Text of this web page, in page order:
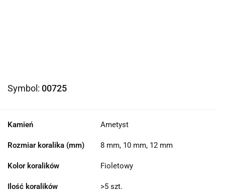
Symbol: 00725
Kamień Ametyst
Rozmiar koralika (mm) 8 mm, 10 mm, 12 mm
Kolor koralików Fioletowy
Ilość koralików >5 szt.